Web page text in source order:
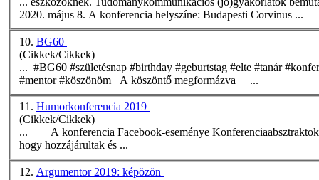
2020. május 8. A konferencia helyszíne: Budapesti Corvinus ...
10. BG60
(Cikkek/Cikkek)
... #BG60 #születésnap #birthday #geburtstag #elte #tanár #
#mentor #köszönöm A köszöntő megformázva ...
11. Humorkonferencia 2019
(Cikkek/Cikkek)
... A konferencia Facebook-eseménye Konferenciaabsztraktok Az előadás rövidített, animációk nélküli változata Köszönöm a
hogy hozzájárultak és ...
12. Argumentor 2019: képözön